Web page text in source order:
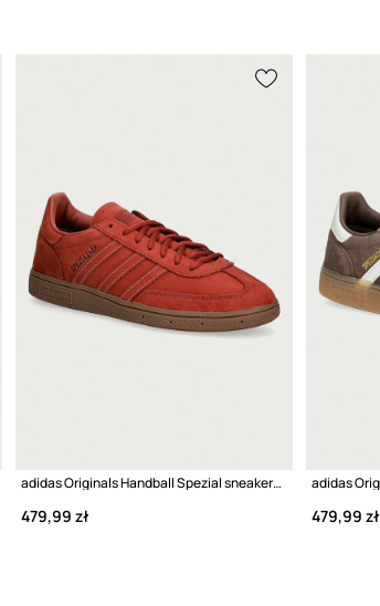
adidas Originals Handball Spezial sneakersy męskie nubukowe
479,99 zł 479,99 zł